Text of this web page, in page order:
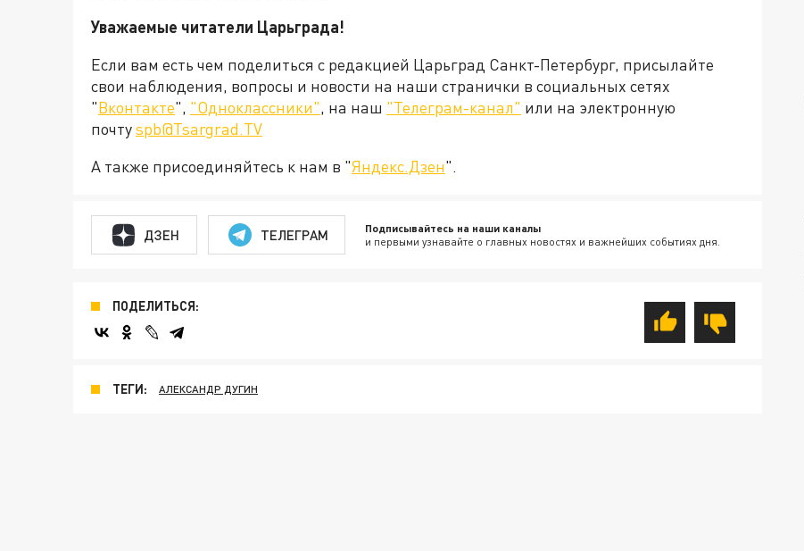
Уважаемые читатели Царьграда!
Если вам есть чем поделиться с редакцией Царьград Санкт-Петербург, присылайте
свои наблюдения, вопросы и новости на наши странички в социальных сетях
"Вконтакте", "Одноклассники", на наш "Телеграм-канал" или на электронную
почтуspb@Tsargrad.TV
А также присоединяйтесь к нам в "Яндекс.Дзен".
ДЗЕН ТЕЛЕГРАМ Подписывайтесь на наши каналы
и первыми узнавайте о главных новостях и важнейших событиях дня.
ПОДЕЛИТЬСЯ:
ТЕГИ: АЛЕКСАНДР ДУГИН